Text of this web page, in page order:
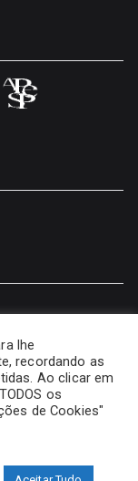
lhe
recordando as
Ao clicar em
os
de Cookies"